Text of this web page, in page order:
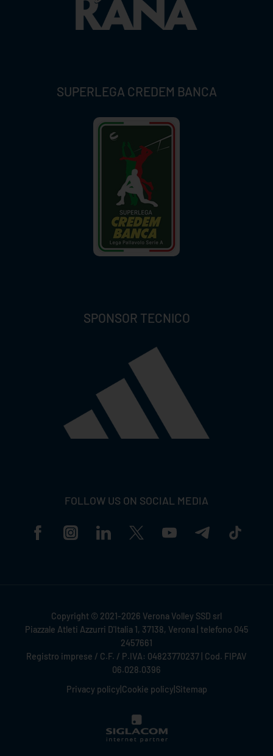
SUPERLEGA CREDEM BANCA
SPONSOR TECNICO
FOLLOW US ON SOCIAL MEDIA
Copyright © 2021-2026 Verona Volley SSD srl
Piazzale Atleti Azzurri D'Italia 1, 37138, Verona | telefono 045
2457661
Registro imprese / C.F. / P.IVA: 04823770237 | Cod. FIPAV
06.028.0396
Privacy policy Cookie policy Sitemap